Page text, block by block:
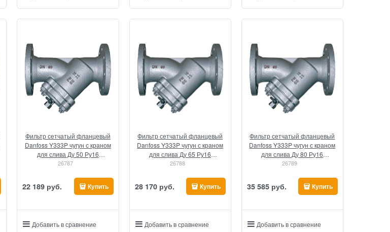
Фильтр сетчатый фланцевый
Danfoss Y333P чугун с краном
для слива Ду 50 Ру16
(149B3281)
26787
22 189 руб. Купить
Добавить в сравнение
Фильтр сетчатый фланцевый
Danfoss Y333P чугун с краном
для слива Ду 65 Ру16
(149B3282)
26788
28 170 руб. Купить
Добавить в сравнение
Фильтр сетчатый фланцевый
Danfoss Y333P чугун с краном
для слива Ду 80 Ру16
(149B3283)
26789
35 585 руб. Купить
Добавить в сравнение